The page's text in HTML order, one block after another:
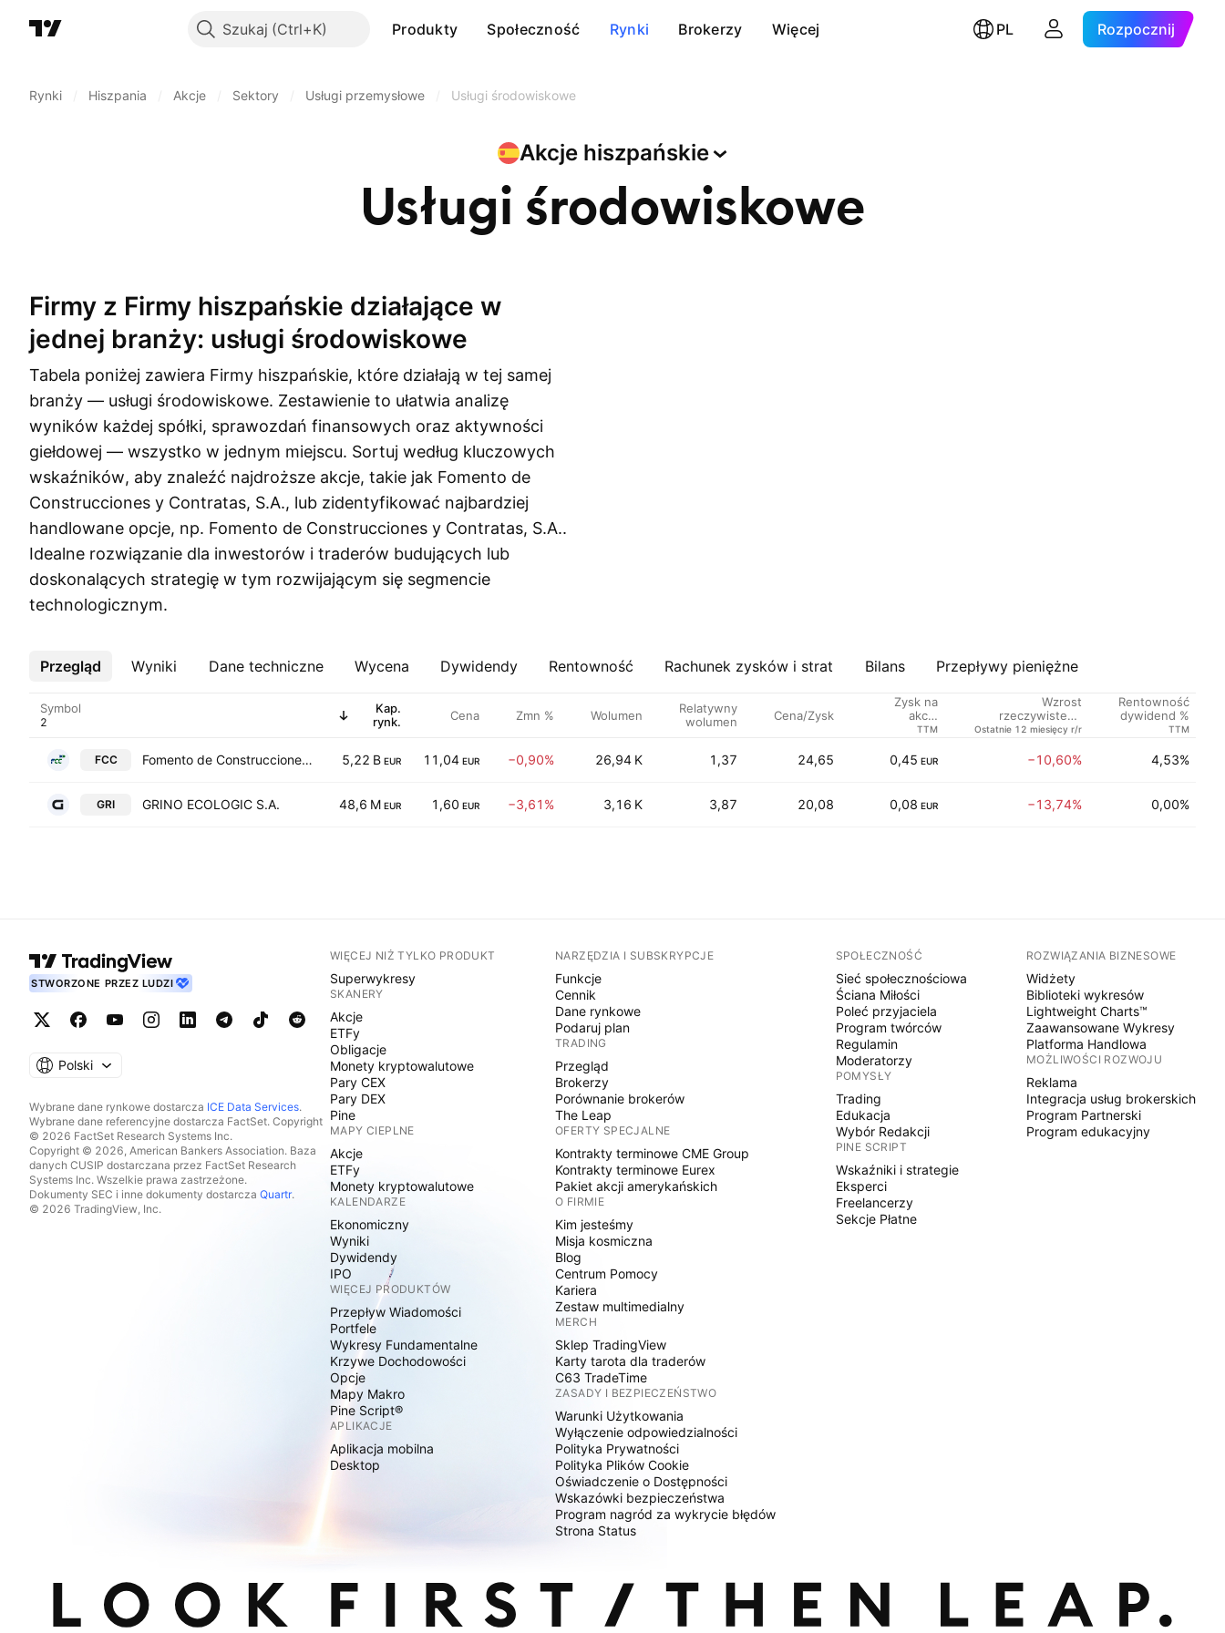
Szukaj Produkty Społeczność Rynki Brokerzy Więcej PL Rozpocznij
Rynki Hiszpania Akcje Sektory Usługi przemysłowe Usługi środowiskowe
Akcje hiszpańskie
Usługi środowiskowe
Firmy z Firmy hiszpańskie działające w
jednej branży: usługi środowiskowe
Tabela poniżej zawiera Firmy hiszpańskie, które działają w tej samej
branży — usługi środowiskowe. Zestawienie to ułatwia analizę
wyników każdej spółki, sprawozdań finansowych oraz aktywności
giełdowej — wszystko w jednym miejscu. Sortuj według kluczowych
wskaźników, aby znaleźć najdroższe akcje, takie jak Fomento de
Construcciones y Contratas, S.A., lub zidentyfikować najbardziej
handlowane opcje, np. Fomento de Construcciones y Contratas, S.A..
Idealne rozwiązanie dla inwestorów i traderów budujących lub
doskonalących strategię w tym rozwijającym się segmencie
technologicznym.
Przegląd Wyniki Dane techniczne Wycena Dywidendy Rentowność Rachunek zysków i strat Bilans Przepływy pieniężne
Więcej
Symbol
Kap.
rynk.
Cena Zmn % Wolumen
Relatywny
wolumen
Cena/Zysk
Zysk na
akcję
rzeczywisty
TTM
Wzrost
rzeczywistego
zysku na akcję
Ostatnie 12 miesięcy r/r
Rentowność
dywidend %
TTM
FCC Fomento de Construcciones y Contratas, S.A. 5,22 B EUR 11,04 EUR −0,90% 26,94 K 1,37 24,65 0,45 EUR −10,60% 4,53%
GRI GRINO ECOLOGIC S.A. 48,6 M EUR 1,60 EUR −3,61% 3,16 K 3,87 20,08 0,08 EUR −13,74% 0,00%
STWORZONE PRZEZ LUDZI
Polski
Wybrane dane rynkowe dostarcza ICE Data Services.
Wybrane dane referencyjne dostarcza FactSet. Copyright
© 2026 FactSet Research Systems Inc.
Copyright © 2026, American Bankers Association. Baza
danych CUSIP dostarczana przez FactSet Research
Systems Inc. Wszelkie prawa zastrzeżone.
Dokumenty SEC i inne dokumenty dostarcza Quartr.
© 2026 TradingView, Inc.
WIĘCEJ NIŻ TYLKO PRODUKT
Superwykresy
SKANERY
Akcje
ETFy
Obligacje
Monety kryptowalutowe
Pary CEX
Pary DEX
Pine
MAPY CIEPLNE
Akcje
ETFy
Monety kryptowalutowe
KALENDARZE
Ekonomiczny
Wyniki
Dywidendy
IPO
WIĘCEJ PRODUKTÓW
Przepływ Wiadomości
Portfele
Wykresy Fundamentalne
Krzywe Dochodowości
Opcje
Mapy Makro
Pine Script®
APLIKACJE
Aplikacja mobilna
Desktop
NARZĘDZIA I SUBSKRYPCJE
Funkcje
Cennik
Dane rynkowe
Podaruj plan
TRADING
Przegląd
Brokerzy
Porównanie brokerów
The Leap
OFERTY SPECJALNE
Kontrakty terminowe CME Group
Kontrakty terminowe Eurex
Pakiet akcji amerykańskich
O FIRMIE
Kim jesteśmy
Misja kosmiczna
Blog
Centrum Pomocy
Kariera
Zestaw multimedialny
MERCH
Sklep TradingView
Karty tarota dla traderów
C63 TradeTime
ZASADY I BEZPIECZEŃSTWO
Warunki Użytkowania
Wyłączenie odpowiedzialności
Polityka Prywatności
Polityka Plików Cookie
Oświadczenie o Dostępności
Wskazówki bezpieczeństwa
Program nagród za wykrycie błędów
Strona Status
SPOŁECZNOŚĆ
Sieć społecznościowa
Ściana Miłości
Poleć przyjaciela
Program twórców
Regulamin
Moderatorzy
POMYSŁY
Trading
Edukacja
Wybór Redakcji
PINE SCRIPT
Wskaźniki i strategie
Eksperci
Freelancerzy
Sekcje Płatne
ROZWIĄZANIA BIZNESOWE
Widżety
Biblioteki wykresów
Lightweight Charts™
Zaawansowane Wykresy
Platforma Handlowa
MOŻLIWOŚCI ROZWOJU
Reklama
Integracja usług brokerskich
Program Partnerski
Program edukacyjny